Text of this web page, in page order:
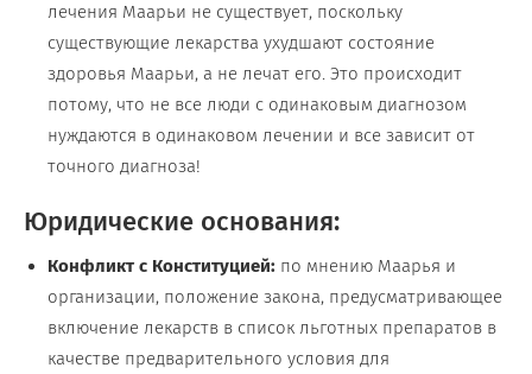
лечения Маарьи не существует, поскольку
существующие лекарства ухудшают состояние
здоровья Маарьи, а не лечат его. Это происходит
потому, что не все люди с одинаковым диагнозом
нуждаются в одинаковом лечении и все зависит от
точного диагноза!
Юридические основания:
Конфликт с Конституцией: по мнению Маарья и
организации, положение закона, предусматривающее
включение лекарств в список льготных препаратов в
качестве предварительного условия для